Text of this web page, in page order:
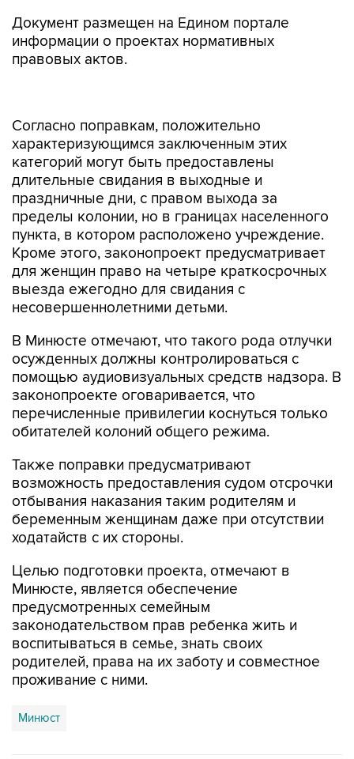
Документ размещен на Едином портале
информации о проектах нормативных
правовых актов.
категорий могут быть предоставлены
длительные свидания в выходные и
праздничные дни, с правом выхода за
пределы колонии, но в границах населенного
пункта, в котором расположено учреждение.
Кроме этого, законопроект предусматривает
для женщин право на четыре краткосрочных
выезда ежегодно для свидания с
несовершеннолетними детьми.
В Минюсте отмечают, что такого рода отлучки
помощью аудиовизуальных средств надзора. В
законопроекте оговаривается, что
перечисленные привилегии коснуться только
обитателей колоний общего режима.
Также поправки предусматривают
отбывания наказания таким родителям и
беременным женщинам даже при отсутствии
ходатайств с их стороны.
Целью подготовки проекта, отмечают в
предусмотренных семейным
законодательством прав ребенка жить и
воспитываться в семье, знать своих
родителей, права на их заботу и совместное
проживание с ними.
Минюст